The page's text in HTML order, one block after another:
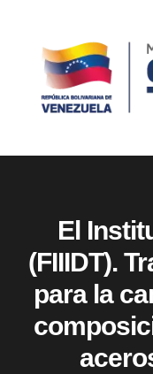
El
(FIIIDT).
para la